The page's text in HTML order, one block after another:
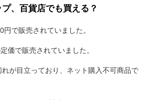
、百貨店でも買える？
で販売されていました。
価で販売されていました。
が目立っており、ネット購入不可商品で